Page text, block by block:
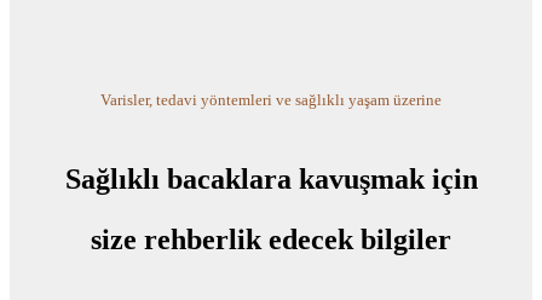
Varisler, tedavi yöntemleri ve sağlıklı yaşam üzerine
Sağlıklı bacaklara kavuşmak için
size rehberlik edecek bilgiler